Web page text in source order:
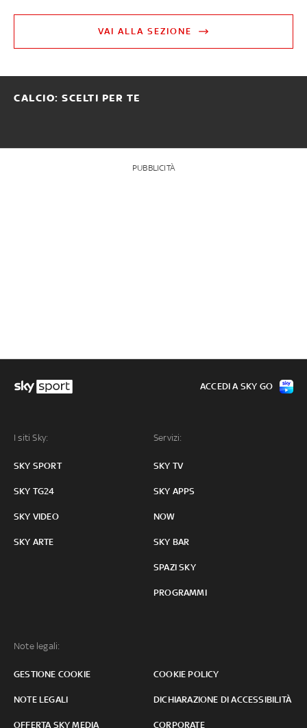
VAI ALLA SEZIONE
CALCIO: SCELTI PER TE
PUBBLICITÀ
I siti Sky:
SKY SPORT
SKY TG24
SKY VIDEO
SKY ARTE
Servizi:
SKY TV
SKY APPS
NOW
SKY BAR
SPAZI SKY
PROGRAMMI
Note legali:
GESTIONE COOKIE COOKIE POLICY
NOTE LEGALI DICHIARAZIONE DI ACCESSIBILITÀ
OFFERTA SKY MEDIA CORPORATE
ACCEDI A SKY GO